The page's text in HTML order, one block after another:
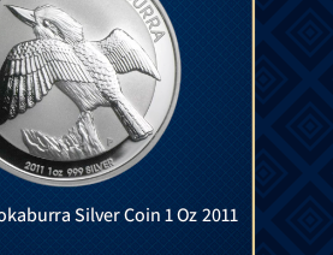
Silver Coin 1 Oz 2011